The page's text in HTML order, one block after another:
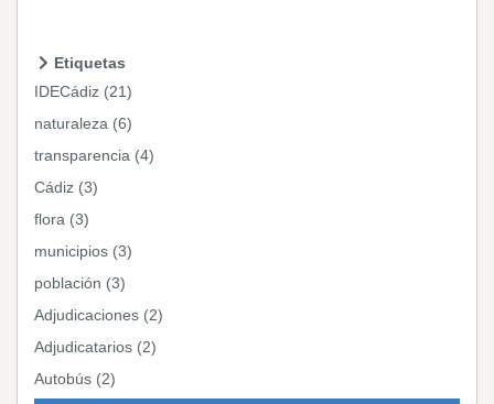
Etiquetas
IDECádiz (21)
naturaleza (6)
transparencia (4)
Cádiz (3)
flora (3)
municipios (3)
población (3)
Adjudicaciones (2)
Adjudicatarios (2)
Autobús (2)